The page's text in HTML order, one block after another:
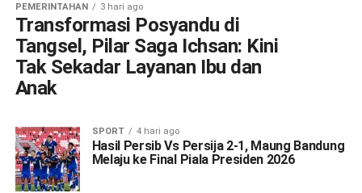
PEMERINTAHAN 3 hari ago
Transformasi Posyandu di
Tangsel, Pilar Saga Ichsan: Kini
Tak Sekadar Layanan Ibu dan
Anak
SPORT 4 hari ago
Hasil Persib Vs Persija 2-1, Maung Bandung
Melaju ke Final Piala Presiden 2026